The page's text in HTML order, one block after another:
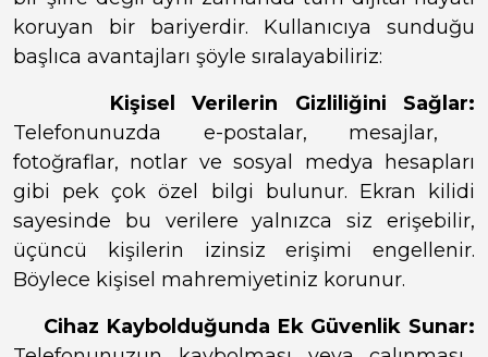
koruyan bir bariyerdir. Kullanıcıya sunduğu
başlıca avantajları şöyle sıralayabiliriz:
Kişisel Verilerin Gizliliğini Sağlar:
Telefonunuzda e-postalar, mesajlar,
fotoğraflar, notlar ve sosyal medya hesapları
gibi pek çok özel bilgi bulunur. Ekran kilidi
sayesinde bu verilere yalnızca siz erişebilir,
üçüncü kişilerin izinsiz erişimi engellenir.
Böylece kişisel mahremiyetiniz korunur.
Cihaz Kaybolduğunda Ek Güvenlik Sunar: